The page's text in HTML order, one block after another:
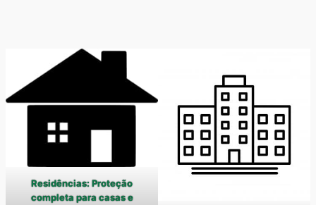
Residências: Proteção
completa para casas e